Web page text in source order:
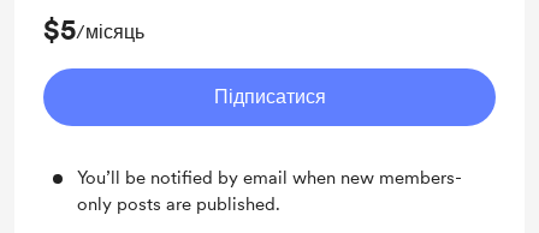
$5/місяць
Підписатися
You’ll be notified by email when new members-
only posts are published.